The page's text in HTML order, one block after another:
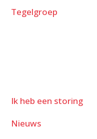
Tegelgroep
Ik heb een storing
Nieuws